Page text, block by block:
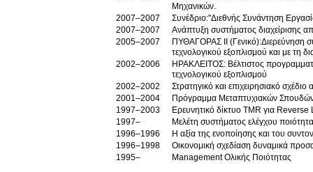
Μηχανικών.
2007–2007
Συνέδριο:"Διεθνής Συνάντηση
2007–2007
Ανάπτυξη συστήματος διαχείρισης
2005–2007
ΠΥΘΑΓΟΡΑΣ ΙΙ (Γενικό):Διερεύνηση
τεχνολογικού εξοπλισμού και με τη
2002–2006
ΗΡΑΚΛΕΙΤΟΣ: Βέλτιστος
τεχνολογικού εξοπλισμού
2002–2002
Στρατηγικό και επιχειρησιακό
2001–2004
Πρόγραμμα Μεταπτυχιακών
1997–2003
Ερευνητικό δίκτυο TMR για
1997–
Μελέτη συστήματος ελέγχου
1996–1996
Η αξία της ενοποίησης και του
1996–1998
Οικονομική σχεδίαση δυναμικά
1995–
Management Ολικής Ποιότητας